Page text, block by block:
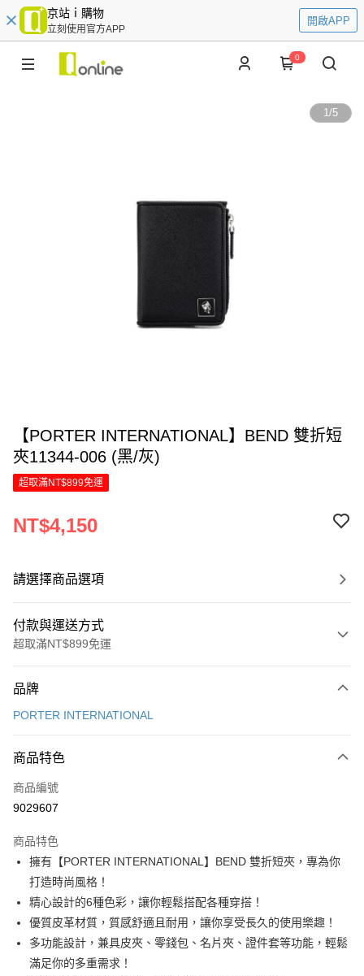
京站ｉ購物
立刻使用官方APP
開啟APP
0
1/5
【PORTER INTERNATIONAL】BEND 雙折短
夾11344-006 (黑/灰)
超取滿NT$899免運
NT$4,150
請選擇商品選項
付款與運送方式
超取滿NT$899免運
信用卡一次付款
6 期 0 利率 每期
合作金庫商業銀行
上海商業儲蓄銀行
臺灣中小企業銀行
匯豐（台灣）商業銀行
華泰商業銀行
聯邦商業銀行
元大商業銀行
永豐商業銀行
玉山商業銀行
星展（台灣）商業銀行
台灣樂天信用卡公司
LINE Pay
Apple Pay
街口支付
悠遊付
Google Pay
全盈+PAY
大哥付你分期
品牌
PORTER INTERNATIONAL
商品特色
商品編號
9029607
商品特色
擁有【PORTER INTERNATIONAL】BEND 雙折短夾，專為你
打造時尚風格！
精心設計的6種色彩，讓你輕鬆搭配各種穿搭！
優質皮革材質，質感舒適且耐用，讓你享受長久的使用樂趣！
多功能設計，兼具皮夾、零錢包、名片夾、證件套等功能，輕鬆
滿足你的多重需求！